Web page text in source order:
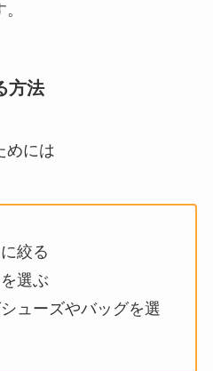
方法
めには
絞る
選ぶ
ューズやバッグを選